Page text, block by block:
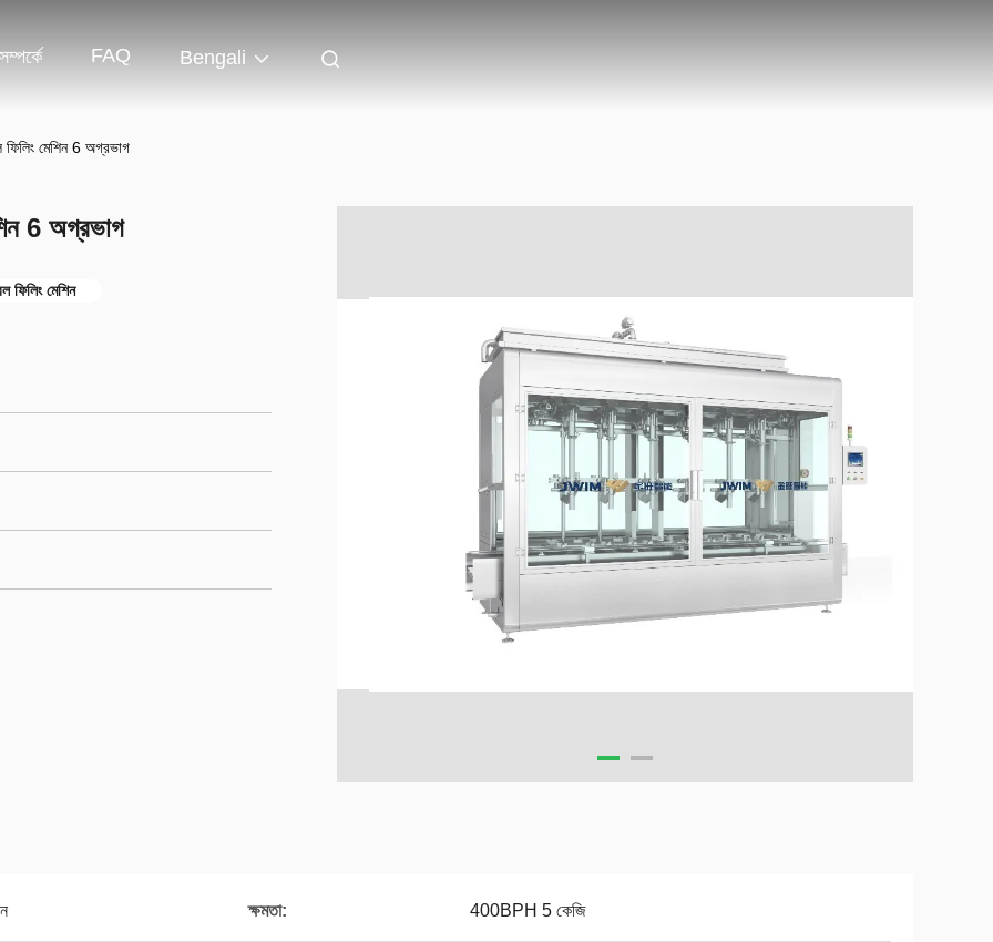
FAQ Bengali
মেশিন 6 অগ্রভাগ
6 অগ্রভাগ
ফিলিং মেশিন
ক্ষমতা: 400BPH 5 কেজি